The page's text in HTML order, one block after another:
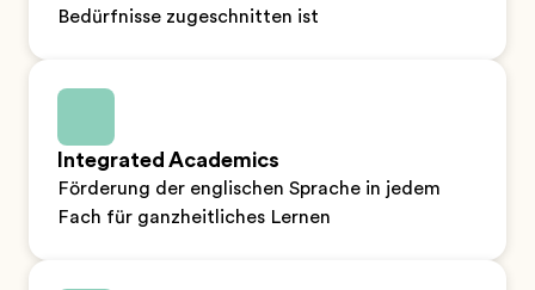
Bedürfnisse zugeschnitten ist
Integrated Academics
Förderung der englischen Sprache in jedem
Fach für ganzheitliches Lernen